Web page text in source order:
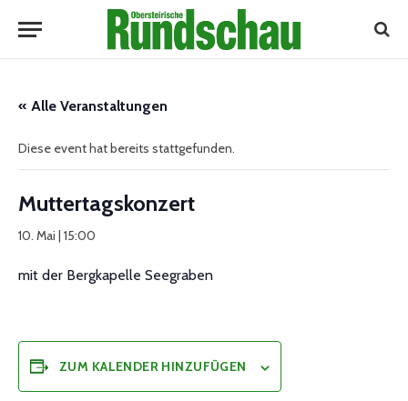
« Alle Veranstaltungen
Diese event hat bereits stattgefunden.
Muttertagskonzert
10. Mai | 15:00
mit der Bergkapelle Seegraben
ZUM KALENDER HINZUFÜGEN